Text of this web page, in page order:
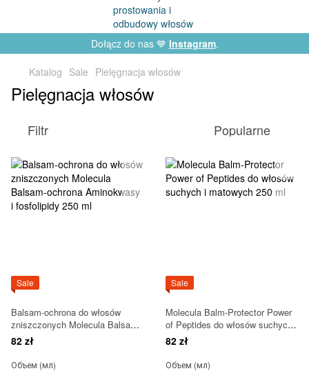
Dołącz do nas 💙 Instagram.
Katalog Sale Pielęgnacja włosów
Pielęgnacja włosów
Filtr Popularne
Sale
Balsam-ochrona do włosów
zniszczonych Molecula Balsam-
ochrona Aminokwasy i
fosfolipidy 250 ml
82 zł
Объем (мл)
Sale
Molecula Balm-Protector Power
of Peptides do włosów suchych i
matowych 250 ml
82 zł
Объем (мл)